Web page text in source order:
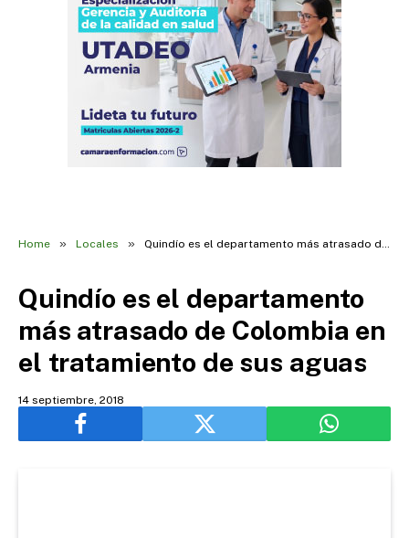
Home » Locales » Quindío es el departamento más atrasado de Colombia en el tratamiento de sus aguas
Quindío es el departamento
más atrasado de Colombia en
el tratamiento de sus aguas
14 septiembre, 2018